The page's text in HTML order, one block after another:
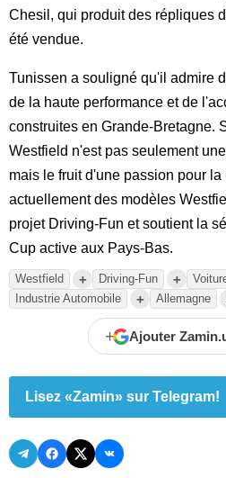
Chesil, qui produit des répliques
été vendue.
Tunissen a souligné qu'il admire
de la haute performance et de
construites en Grande-Bretagne.
Westfield n'est pas seulement
mais le fruit d'une passion pour
actuellement des modèles
projet Driving-Fun et soutient la
Cup active aux Pays-Bas.
Westfield + Driving-Fun +
Industrie Automobile + Allemagne
+ Ajouter
Lisez «Zamin» sur Telegram!